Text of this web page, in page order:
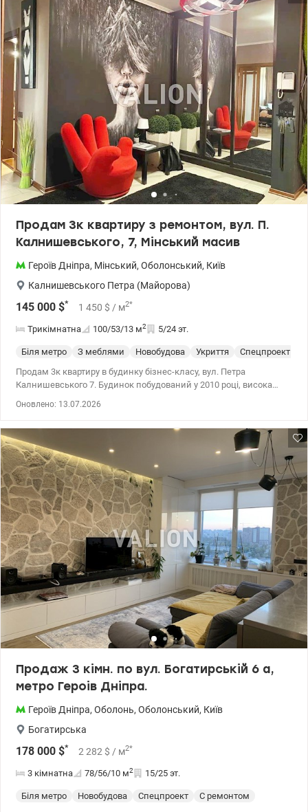
підлога, покладена плитка, тощо). Окрім того, наявний
дизайнерський проект, наявна вся необхідна сантехніка,
міжкімнатні двері, корзини для кондиціонерів, встановлені
панорамні енерго та теплозберігаючі вікна. Також, є можливість
зробити вихід на власну терасу. Сучасний житловий комплекс,
добре продумане планування кімнат та житлового простору,
видові панорамні вікна завдяки цьому кімнати наповнені
світлом, з усіх вікон квартири відкривається дуже гарний
панорамний краєвид та затишний внутрішній двір. На території
– бомбосховище, кафе, аптеки, дитсадок, підземний та
наземний паркінг, дитячі, ігрові та спортивні майданчики. Поруч
супермаркет Новус, лікарня, зупинка громадського транспорту,
оточене зеленню озеро Лукове та Міністерка із міським пляжем
де можна відпочити та порибалити. Закрита територія, охорона,
відеоспостереження, концепція двір без машин. 10 хвилин до
метро Оболонь, Мінська, Героїв Дніпра. Ціна: 133000 у.о.
Продам 3к квартиру з ремонтом, вул. П.
Калнишевського, 7, Мінський масив
Героїв Дніпра, Мінський, Оболонський, Київ
Калнишевського Петра (Майорова)
145 000 $* 1 450 $ / м2*
Трикімнатна 100/53/13 м2 5/24 эт.
Біля метро З меблями Новобудова Укриття Спецпроект
Продам 3к квартиру в будинку бізнес-класу, вул. Петра
Калнишевського 7. Будинок побудований у 2010 році, висока
поруч новобудови, площа Т. Шевченка, виїзд на окружну дорогу.
Гарне транспортне сполучення в сторону Оболоні, Виноградаря,
Нивок, Лук'янівки, Пуща-Водиці, Вишгорода. Квартира
розташована на зручному 5-му поверсі з 25-ти. Світла простора,
стелі висотою 3 м. Загальна площа 100 м кв. Зручне планування:
три окремі кімнати загальною площею 53,1 м2, окрема кухня 13
м2, зручний квадратний хол 19 м2, санвузол з душовою кабіною,
гардеробна, дві засклені лоджії. В квартирі виконаний ремонт за
авторським проектом, творчий підхід, якісні матеріали, яскраві
кольори - все це не залишить Вас байдужим. Комплектація
дизайнерськими меблями, виготовленими на замовлення,
побудовою технікою провідних світових брендів (плита, духова
шафа, холодильник, бойлер, пральна машина) гарантують
якість кожного дня. Телефонуйте щоб дізнатись більше та
домовитись про перегляд Ціна : 145000 у.о. 0504434948 Оксана
Романець valion.ua/1153832
Оновлено: 13.07.2026
Продаж 3 кімн. по вул. Богатирській 6 а,
метро Героів Дніпра.
Героїв Дніпра, Оболонь, Оболонський, Київ
Богатирська
178 000 $* 2 282 $ / м2*
3 кімнатна 78/56/10 м2 15/25 эт.
Біля метро Новобудова Спецпроект
С ремонтом